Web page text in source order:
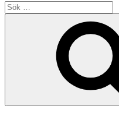
Sök
efter: